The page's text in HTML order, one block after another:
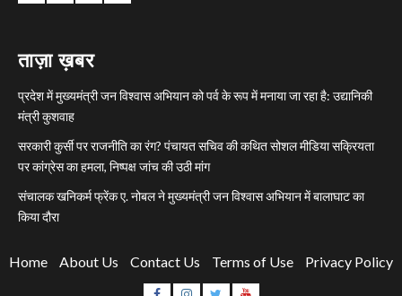
ताज़ा ख़बर
प्रदेश में मुख्यमंत्री जन विश्वास अभियान को पर्व के रूप में मनाया जा रहा है: उद्यानिकी
मंत्री कुशवाह
सरकारी कुर्सी पर राजनीति का रंग? पंचायत सचिव की कथित सोशल मीडिया सक्रियता
पर कांग्रेस का हमला, निष्पक्ष जांच की उठी मांग
संचालक खनिकर्म फ्रेंक ए. नोबल ने मुख्यमंत्री जन विश्वास अभियान में बालाघाट का
किया दौरा
Home About Us Contact Us Terms of Use Privacy Policy